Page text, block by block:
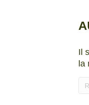
Il
la